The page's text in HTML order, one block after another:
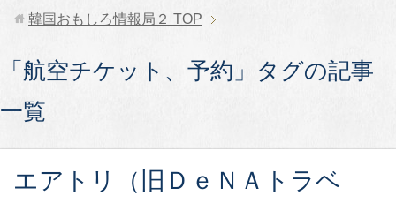
韓国おもしろ情報局２ TOP
「航空チケット、予約」タグの記事
一覧
エアトリ（旧ＤｅＮＡトラベ